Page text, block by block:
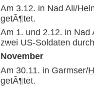
Am 3.12. in Nad Ali/
getÃ¶tet.
Am 1. und 2.12. in Nad
zwei US-Soldaten
November
Am 30.11. in Garmser/
getÃ¶tet.